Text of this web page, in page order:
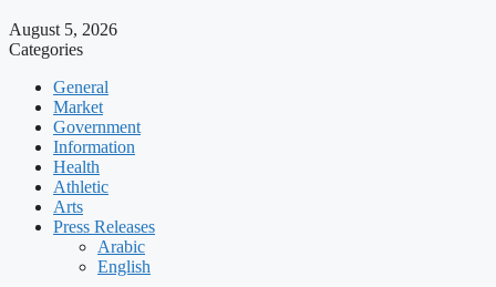
August 5, 2026
Categories
General
Market
Government
Information
Health
Athletic
Arts
Press Releases
Arabic
English